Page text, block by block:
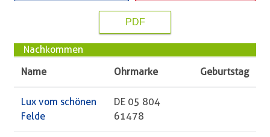
PDF
Nachkommen
Name
Ohrmarke Geburtstag
Lux vom schönen
Felde
DE 05 804
61478